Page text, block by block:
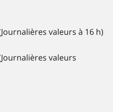
valeurs à 16 h)
valeurs